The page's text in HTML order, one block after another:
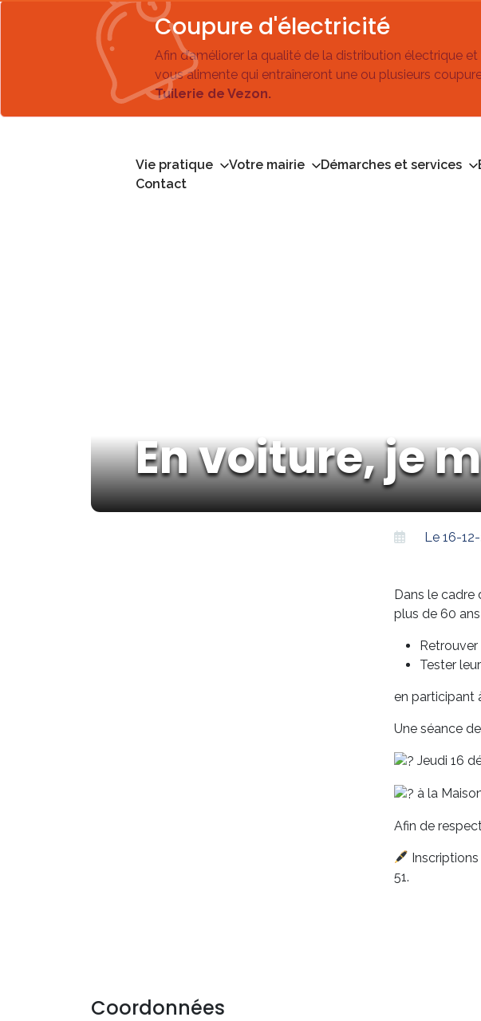
Coupure d'électricité
Afin d’améliorer la qualité de la distribution électrique
vous alimente qui entraîneront une ou plusieurs
Tuilerie de Vezon.
Vie pratique Votre mairie Démarches et services
Contact
En voiture, je
Le 16-
Dans le cadre
plus de 60 ans
Tester
en participant
Une séance
Jeudi 16
à la
Afin de
51.
Coordonnées